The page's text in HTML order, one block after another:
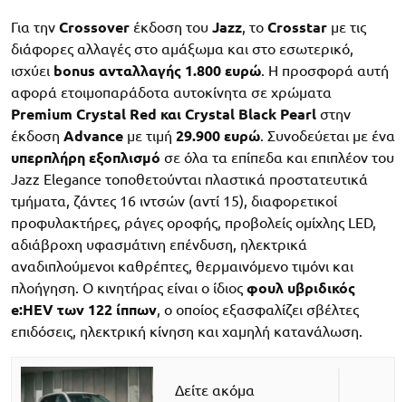
Για την Crossover έκδοση του Jazz, το Crosstar με τις
διάφορες αλλαγές στο αμάξωμα και στο εσωτερικό,
ισχύει bonus ανταλλαγής 1.800 ευρώ. Η προσφορά αυτή
αφορά ετοιμοπαράδοτα αυτοκίνητα σε χρώματα
Premium Crystal Red και Crystal Black Pearl στην
έκδοση Advance με τιμή 29.900 ευρώ. Συνοδεύεται με ένα
υπερπλήρη εξοπλισμό σε όλα τα επίπεδα και επιπλέον του
Jazz Elegance τοποθετούνται πλαστικά προστατευτικά
τμήματα, ζάντες 16 ιντσών (αντί 15), διαφορετικοί
προφυλακτήρες, ράγες οροφής, προβολείς ομίχλης LED,
αδιάβροχη υφασμάτινη επένδυση, ηλεκτρικά
αναδιπλούμενοι καθρέπτες, θερμαινόμενο τιμόνι και
πλοήγηση. Ο κινητήρας είναι ο ίδιος φουλ υβριδικός
e:HEV των 122 ίππων, ο οποίος εξασφαλίζει σβέλτες
επιδόσεις, ηλεκτρική κίνηση και χαμηλή κατανάλωση.
Δείτε ακόμα